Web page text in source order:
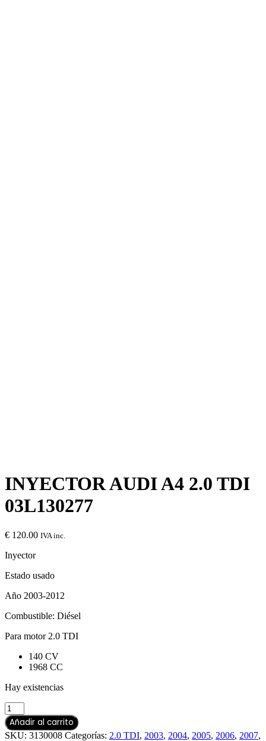
INYECTOR AUDI A4 2.0 TDI
03L130277
€ 120.00 IVA inc.
Inyector
Estado usado
Año 2003-2012
Combustible: Diésel
Para motor 2.0 TDI
140 CV
1968 CC
Hay existencias
Añadir al carrito
SKU: 3130008 Categorías: 2.0 TDI, 2003, 2004, 2005, 2006, 2007,